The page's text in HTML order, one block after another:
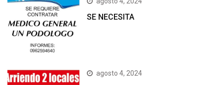
SE NECESITA
agosto 4, 2024